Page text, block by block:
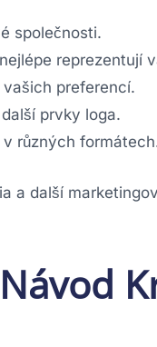
společnosti.
reprezentují
preferencí.
prvky loga.
různých
a další